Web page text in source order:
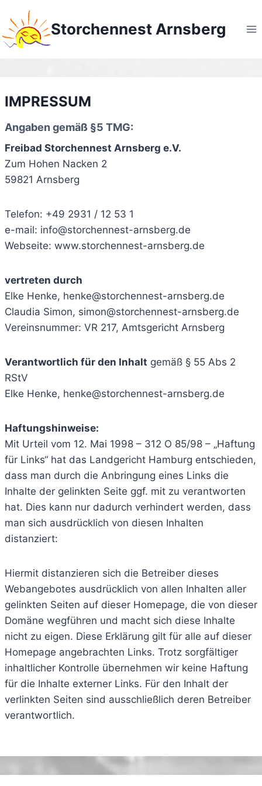
Inhalt
springen
Storchennest Arnsberg
IMPRESSUM
Angaben gemäß §5 TMG:
Freibad Storchennest Arnsberg e.V.
Zum Hohen Nacken 2
59821 Arnsberg
Telefon: +49 2931 / 12 53 1
e-mail: info@storchennest-arnsberg.de
Webseite: www.storchennest-arnsberg.de
vertreten durch
Elke Henke, henke@storchennest-arnsberg.de
Claudia Simon, simon@storchennest-arnsberg.de
Vereinsnummer: VR 217, Amtsgericht Arnsberg
Verantwortlich für den Inhalt gemäß § 55 Abs 2
RStV
Elke Henke, henke@storchennest-arnsberg.de
Haftungshinweise:
Mit Urteil vom 12. Mai 1998 – 312 O 85/98 – „Haftung
für Links“ hat das Landgericht Hamburg entschieden,
dass man durch die Anbringung eines Links die
Inhalte der gelinkten Seite ggf. mit zu verantworten
hat. Dies kann nur dadurch verhindert werden, dass
man sich ausdrücklich von diesen Inhalten
distanziert:
Hiermit distanzieren sich die Betreiber dieses
Webangebotes ausdrücklich von allen Inhalten aller
gelinkten Seiten auf dieser Homepage, die von dieser
Domäne wegführen und macht sich diese Inhalte
nicht zu eigen. Diese Erklärung gilt für alle auf dieser
Homepage angebrachten Links. Trotz sorgfältiger
inhaltlicher Kontrolle übernehmen wir keine Haftung
für die Inhalte externer Links. Für den Inhalt der
verlinkten Seiten sind ausschließlich deren Betreiber
verantwortlich.